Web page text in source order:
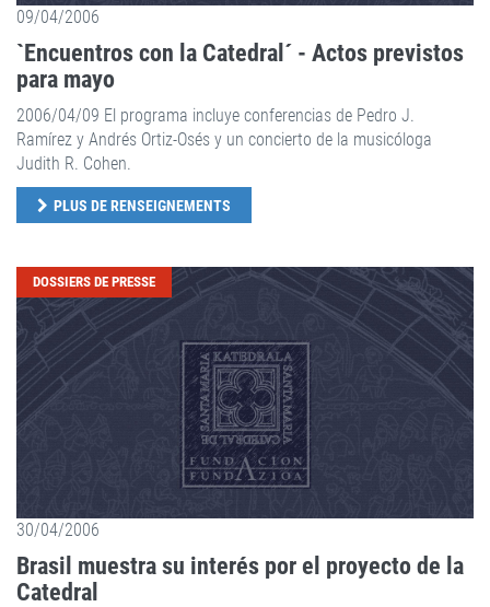
09/04/2006
`Encuentros con la Catedral´ - Actos previstos
para mayo
2006/04/09 El programa incluye conferencias de Pedro J.
Ramírez y Andrés Ortiz-Osés y un concierto de la musicóloga
Judith R. Cohen.
PLUS DE RENSEIGNEMENTS
DOSSIERS DE PRESSE
30/04/2006
Brasil muestra su interés por el proyecto de la
Catedral